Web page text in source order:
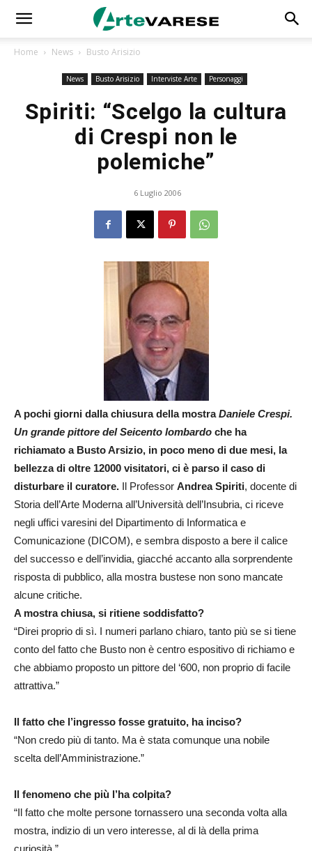
Home News Busto Arisizio
News Busto Arisizio Interviste Arte Personaggi
Spiriti: “Scelgo la cultura
di Crespi non le
polemiche”
6 Luglio 2006
A pochi giorni dalla chiusura della mostraDaniele Crespi.
Un grande pittore del Seicento lombardo che ha
richiamato a Busto Arsizio, in poco meno di due mesi, la
bellezza di oltre 12000 visitatori, ci è parso il caso di
disturbare il curatore. Il Professor Andrea Spiriti, docente di
Storia dell’Arte Moderna all’Università dell’Insubria, ci riceve
negli uffici varesini del Dipartimento di Informatica e
Comunicazione (DICOM), e sembra disposto a bere il calice
del successo e dell’invidia, giacché accanto alla sorprendente
risposta di pubblico, alla mostra bustese non sono mancate
alcune critiche.
A mostra chiusa, si ritiene soddisfatto?
“Direi proprio di sì. I numeri parlano chiaro, tanto più se si tiene
conto del fatto che Busto non è centro espositivo di richiamo e
che abbiamo proposto un pittore del ‘600, non proprio di facile
attrattiva.”
Il fatto che l’ingresso fosse gratuito, ha inciso?
“Non credo più di tanto. Ma è stata comunque una nobile
scelta dell’Amministrazione.”
Il fenomeno che più l’ha colpita?
“Il fatto che molte persone tornassero una seconda volta alla
mostra, indizio di un vero interesse, al di là della prima
curiosità.”